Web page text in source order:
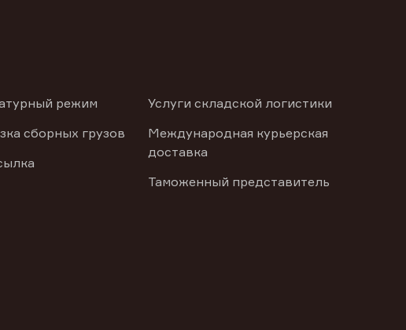
режим
сборных грузов
Услуги складской логистики
Международная курьерская
доставка
Таможенный представитель